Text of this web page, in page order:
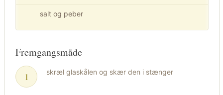
salt og peber
Fremgangsmåde
skræl glaskålen og skær den i stænger